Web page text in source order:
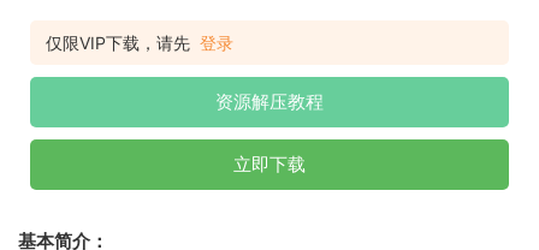
仅限VIP下载，请先 登录
资源解压教程
立即下载
基本简介：